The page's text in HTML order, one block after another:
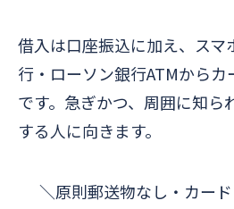
借入は口座振込に加え、スマ
行・ローソン銀行ATMから
です。急ぎかつ、周囲に知ら
する人に向きます。
＼原則郵送物なし・カー